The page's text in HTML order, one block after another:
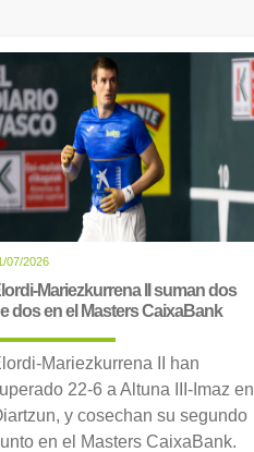
07/2026
Mariezkurrena II suman dos
dos en el Masters CaixaBank
Mariezkurrena II han
22-6 a Altuna III-Imaz en
y cosechan su segundo
en el Masters CaixaBank.